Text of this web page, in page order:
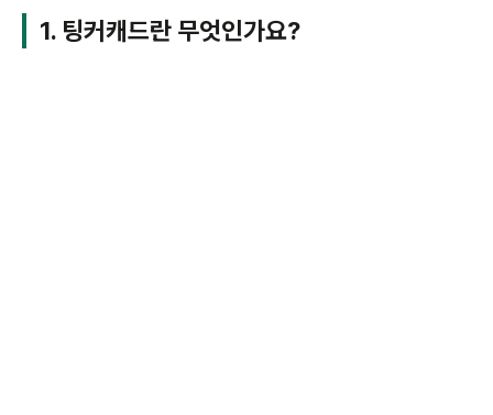
1. 팅커캐드란 무엇인가요?